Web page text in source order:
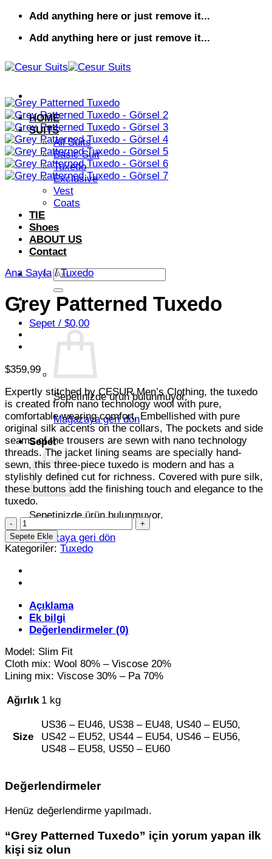
İçeriğeAdd anything here or just remove it...
Add anything here or just remove it...
HOME
SUITS
All Suits
Basic Suit
Tuxedo
Exclusive
Vest
Coats
TIE
Shoes
ABOUT US
Contact
Ara:
Sepet / $0,00
Sepetinizde ürün bulunmuyor.
Mağazaya geri dön
Sepet
Sepetinizde ürün bulunmuyor.
Mağazaya geri dön
Ana Sayfa / Tuxedo
Grey Patterned Tuxedo
$359,99
Expertly stitched by CESUR Men’s Clothing, the tuxedo
is created from nano technology wool with pure,
comfortable wearing comfort, Embellished with pure
original silk accents on the collars, The pockets and side
seams of the trousers are sewn with nano technology
threads. The jacket lining seams are specially hand-
sewn, this three-piece tuxedo is modern and has a
stylishly defined cut for richness. Covered with pure silk,
these buttons add the finishing touch and elegance to the
tuxedo.
Grey
Patterned
Tuxedo
Sepete Ekle
Kategoriler: Tuxedo
Açıklama
Ek bilgi
Değerlendirmeler (0)
Model: Slim Fit
Cloth mix: Wool 80% – Viscose 20%
Lining mix: Viscose 30% – Pa 70%
Ağırlık 1 kg
Size
US36 – EU46, US38 – EU48, US40 – EU50,
US42 – EU52, US44 – EU54, US46 – EU56,
US48 – EU58, US50 – EU60
Değerlendirmeler
Henüz değerlendirme yapılmadı.
“Grey Patterned Tuxedo” için yorum yapan ilk
kişi siz olun